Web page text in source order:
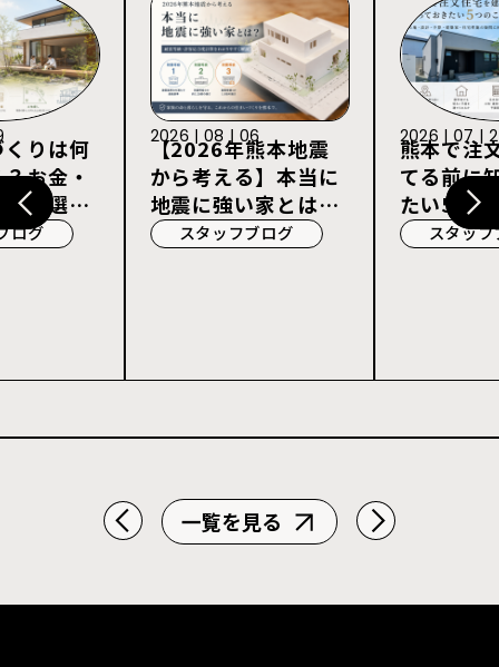
本地震
本当に
とは？
許容応
ログ
熊本で注文住宅を建
てる前に知っておき
たい5つのこと
スタッフブログ
2026 | 07 | 27
一覧を見る